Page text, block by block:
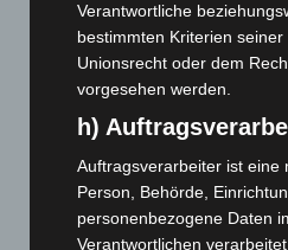
August 2026(9)
Juli 2026
Juni 2026(139)
Mai 2026(99)
April 2026(99)
März 2026(115)
Februar 2026(109)
Verantwortliche
bestimmten Kriterien
Unionsrecht oder dem
vorgesehen werden.
h)
Auftragsverarbeiter ist eine
Person, Behörde,
personenbezogene Daten
Verantwortlichen